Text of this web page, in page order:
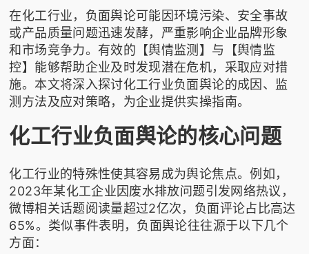
在化工行业，负面舆论可能因环境污染、安全事故
或产品质量问题迅速发酵，严重影响企业品牌形象
和市场竞争力。有效的【舆情监测】与【舆情监
控】能够帮助企业及时发现潜在危机，采取应对措
施。本文将深入探讨化工行业负面舆论的成因、监
测方法及应对策略，为企业提供实操指南。
化工行业负面舆论的核心问题
化工行业的特殊性使其容易成为舆论焦点。例如，
2023年某化工企业因废水排放问题引发网络热议，
微博相关话题阅读量超过2亿次，负面评论占比高达
65%。类似事件表明，负面舆论往往源于以下几个
方面：